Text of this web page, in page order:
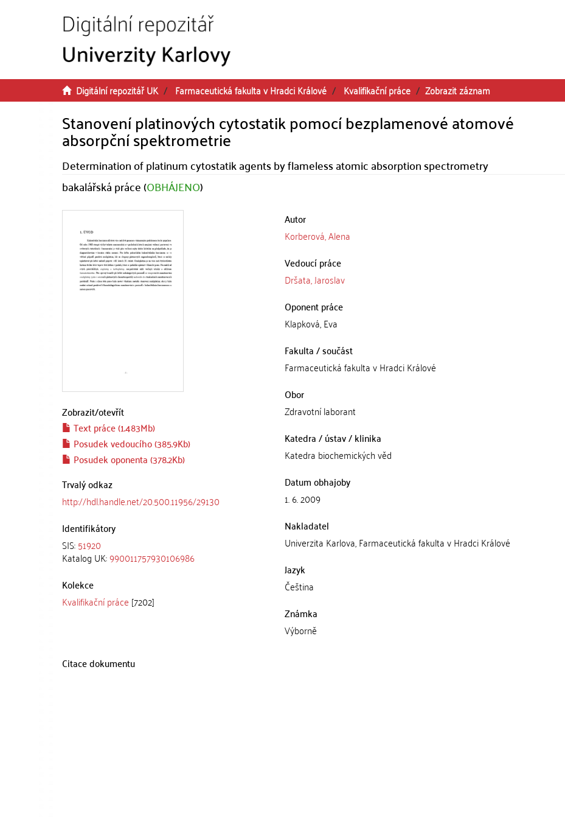
Digitální repozitář UK Farmaceutická fakulta v Hradci Králové Kvalifikační práce Zobrazit záznam
Stanovení platinových cytostatik pomocí bezplamenové atomové
absorpční spektrometrie
Determination of platinum cytostatik agents by flameless atomic absorption spectrometry
bakalářská práce (OBHÁJENO)
Zobrazit/otevřít
Text práce (1.483Mb)
Posudek vedoucího (385.9Kb)
Posudek oponenta (378.2Kb)
Trvalý odkaz
http://hdl.handle.net/20.500.11956/29130
Identifikátory
SIS:51920
Katalog UK:990011757930106986
Kolekce
Kvalifikační práce [7202]
Autor
Korberová, Alena
Vedoucí práce
Dršata, Jaroslav
Oponent práce
Klapková, Eva
Fakulta / součást
Farmaceutická fakulta v Hradci Králové
Obor
Zdravotní laborant
Katedra / ústav / klinika
Katedra biochemických věd
Datum obhajoby
1. 6. 2009
Nakladatel
Univerzita Karlova, Farmaceutická fakulta v Hradci Králové
Jazyk
Čeština
Známka
Výborně
Citace dokumentu